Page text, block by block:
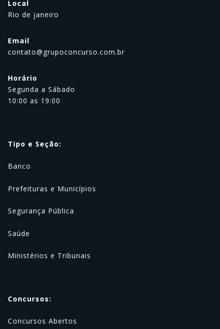
Local
Rio de janeiro
Email
contato@grupoconcurso.com.br
Horário
Segunda a Sábado
10:00 as 19:00
Tipo e Seção:
Banco
Prefeituras e Municípios
Segurança Pública
Saúde
Ministérios e Tribunais
Concursos:
Concursos Abertos